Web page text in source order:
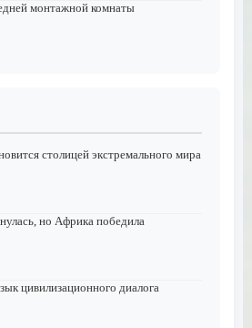
монтажной комнаты
столицей экстремального мира
но Африка победила
цивилизационного диалога